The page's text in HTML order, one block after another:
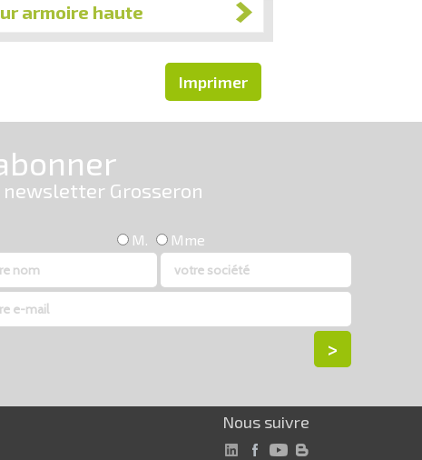
armoire haute
Imprimer
Nous suivre